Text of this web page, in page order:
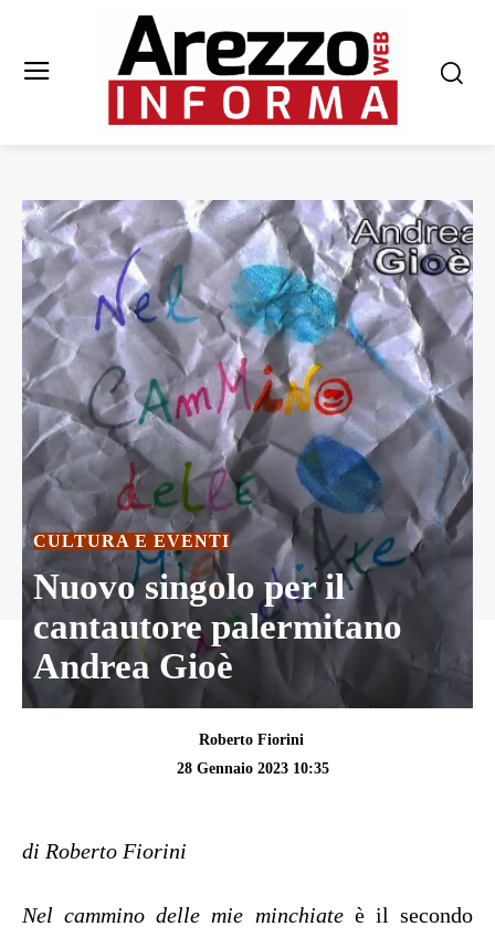
CULTURA E EVENTI
Nuovo singolo per il
cantautore palermitano
Andrea Gioè
Roberto Fiorini
28 Gennaio 2023 10:35
di Roberto Fiorini
Nel cammino delle mie minchiateè il secondo